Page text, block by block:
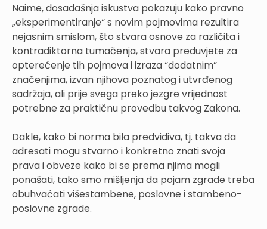
Naime, dosadašnja iskustva pokazuju kako pravno
„eksperimentiranje“ s novim pojmovima rezultira
nejasnim smislom, što stvara osnove za različita i
kontradiktorna tumačenja, stvara preduvjete za
opterećenje tih pojmova i izraza “dodatnim”
značenjima, izvan njihova poznatog i utvrđenog
sadržaja, ali prije svega preko jezgre vrijednost
potrebne za praktičnu provedbu takvog Zakona.
Dakle, kako bi norma bila predvidiva, tj. takva da
adresati mogu stvarno i konkretno znati svoja
prava i obveze kako bi se prema njima mogli
ponašati, tako smo mišljenja da pojam zgrade treba
obuhvaćati višestambene, poslovne i stambeno-
poslovne zgrade.